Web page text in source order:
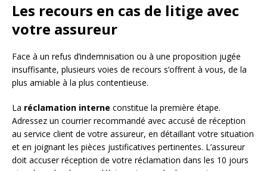
Les recours en cas de litige avec
votre assureur
Face à un refus d’indemnisation ou à une proposition jugée
insuffisante, plusieurs voies de recours s’offrent à vous, de la
plus amiable à la plus contentieuse.
La réclamation interne constitue la première étape.
Adressez un courrier recommandé avec accusé de réception
au service client de votre assureur, en détaillant votre situation
et en joignant les pièces justificatives pertinentes. L’assureur
doit accuser réception de votre réclamation dans les 10 jours